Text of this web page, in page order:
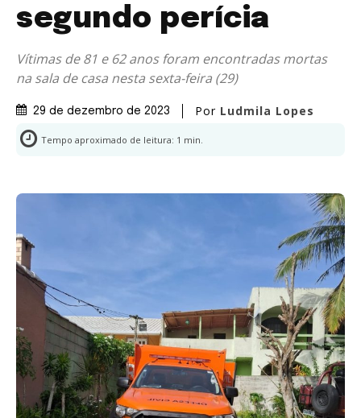
segundo perícia
Vítimas de 81 e 62 anos foram encontradas mortas
na sala de casa nesta sexta-feira (29)
29 de dezembro de 2023 Por Ludmila Lopes
Tempo aproximado de leitura: 1 min.